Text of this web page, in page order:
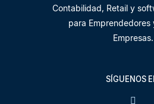
Contabilidad, Retail y
para Emprendedores
Empresas.
SÍGUENOS